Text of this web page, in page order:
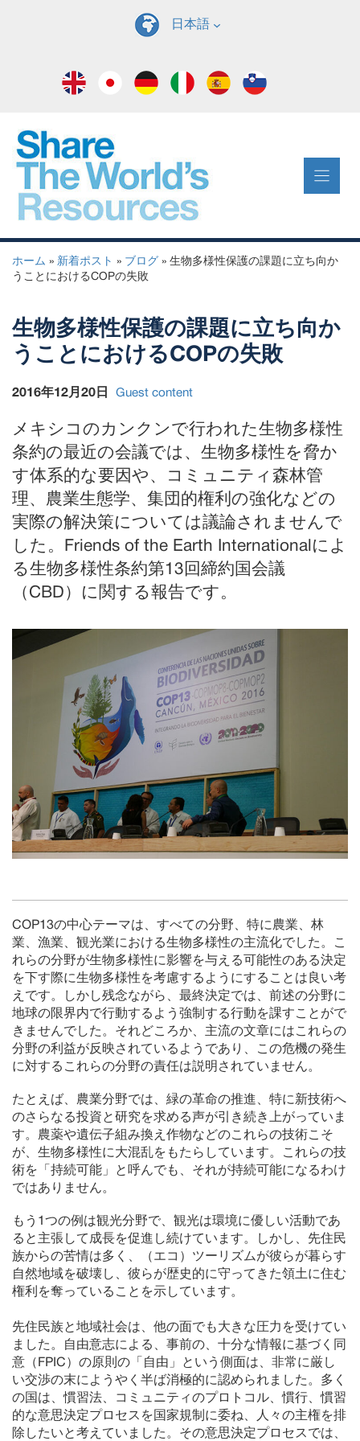
日本語
ホーム » 新着ポスト » ブログ » 生物多様性保護の課題に立ち向か
うことにおけるCOPの失敗
生物多様性保護の課題に立ち向か
うことにおけるCOPの失敗
2016年12月20日 Guest content
メキシコのカンクンで行われた生物多様性
条約の最近の会議では、生物多様性を脅か
す体系的な要因や、コミュニティ森林管
理、農業生態学、集団的権利の強化などの
実際の解決策については議論されませんで
した。Friends of the Earth Internationalによ
る生物多様性条約第13回締約国会議
（CBD）に関する報告です。
COP13の中心テーマは、すべての分野、特に農業、林
業、漁業、観光業における生物多様性の主流化でした。こ
れらの分野が生物多様性に影響を与える可能性のある決定
を下す際に生物多様性を考慮するようにすることは良い考
えです。しかし残念ながら、最終決定では、前述の分野に
地球の限界内で行動するよう強制する行動を課すことがで
きませんでした。それどころか、主流の文章にはこれらの
分野の利益が反映されているようであり、この危機の発生
に対するこれらの分野の責任は説明されていません。
たとえば、農業分野では、緑の革命の推進、特に新技術へ
のさらなる投資と研究を求める声が引き続き上がっていま
す。農薬や遺伝子組み換え作物などのこれらの技術こそ
が、生物多様性に大混乱をもたらしています。これらの技
術を「持続可能」と呼んでも、それが持続可能になるわけ
ではありません。
もう1つの例は観光分野で、観光は環境に優しい活動であ
ると主張して成長を促進し続けています。しかし、先住民
族からの苦情は多く、（エコ）ツーリズムが彼らが暮らす
自然地域を破壊し、彼らが歴史的に守ってきた領土に住む
権利を奪っていることを示しています。
先住民族と地域社会は、他の面でも大きな圧力を受けてい
ました。自由意志による、事前の、十分な情報に基づく同
意（FPIC）の原則の「自由」という側面は、非常に厳し
い交渉の末にようやく半ば消極的に認められました。多く
の国は、慣習法、コミュニティのプロトコル、慣行、慣習
的な意思決定プロセスを国家規制に委ね、人々の主権を排
除したいと考えていました。その意思決定プロセスでは、